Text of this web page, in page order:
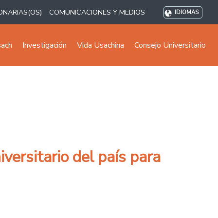
COMUNICACIONES Y MEDIOS IDIOMAS
Investigación Vida Usachina Consejo Universitario
del país para